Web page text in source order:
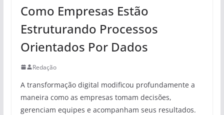
Como Empresas Estão
Estruturando Processos
Orientados Por Dados
Redação
A transformação digital modificou profundamente a
maneira como as empresas tomam decisões,
gerenciam equipes e acompanham seus resultados.